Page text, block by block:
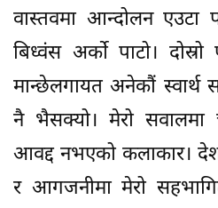
वास्तवमा आन्दोलन एउटा
बिध्वंस अर्को पाटो।
मान्छेलगायत अनेकौं स्वार्थ
नै भैसक्यो। मेरो
आवद्द नभएको कलाकार।
र आगजनीमा मेरो